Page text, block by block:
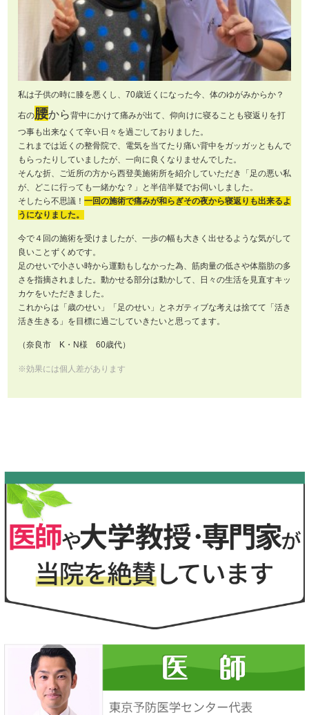
私は子供の時に膝を悪くし、70歳近くになった今、体のゆがみからか？
右の腰から背中にかけて痛みが出て、仰向けに寝ることも寝返りを打
つ事も出来なくて辛い日々を過ごしておりました。
これまでは近くの整骨院で、電気を当てたり痛い背中をガッガッともんで
もらったりしていましたが、一向に良くなりませんでした。
そんな折、ご近所の方から西登美施術所を紹介していただき「足の悪い私
が、どこに行っても一緒かな？」と半信半疑でお伺いしました。
そしたら不思議！ 一回の施術で痛みが和らぎその夜から寝返りも出来るよ
うになりました。
今で４回の施術を受けましたが、一歩の幅も大きく出せるような気がして
良いことずくめです。
足のせいで小さい時から運動もしなかった為、筋肉量の低さや体脂肪の多
さを指摘されました。動かせる部分は動かして、日々の生活を見直すキッ
カケをいただきました。
これからは「歳のせい」「足のせい」とネガティブな考えは捨てて「活き
活き生きる」を目標に過ごしていきたいと思ってます。
（奈良市 K・N様 60歳代）
※効果には個人差があります